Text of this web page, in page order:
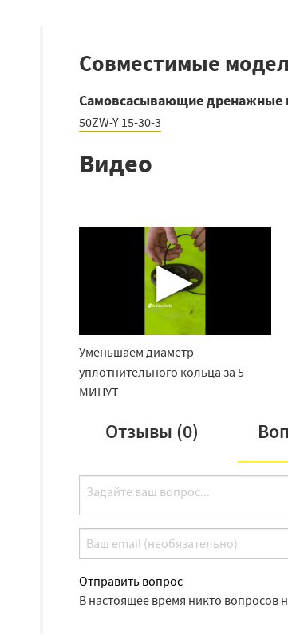
Совместимые
Самовсасывающие дренажные
50ZW-Y 15-30-3
Видео
▶
Уменьшаем диаметр
уплотнительного кольца за 5
МИНУТ
Отзывы (0)
Отправить вопрос
В настоящее время никто вопросов